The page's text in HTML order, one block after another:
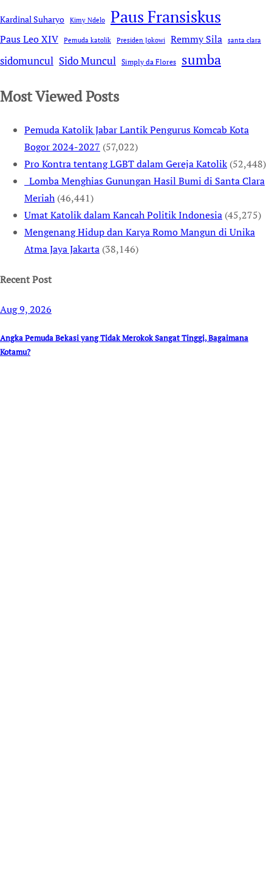
Kardinal Suharyo Kimy Ndelo Paus Fransiskus
Paus Leo XIV Pemuda katolik Presiden Jokowi Remmy Sila santa clara
sidomuncul Sido Muncul Simply da Flores sumba
Most Viewed Posts
Pemuda Katolik Jabar Lantik Pengurus Komcab Kota
Bogor 2024-2027 (57,022)
Pro Kontra tentang LGBT dalam Gereja Katolik (52,448)
Lomba Menghias Gunungan Hasil Bumi di Santa Clara
Meriah (46,441)
Umat Katolik dalam Kancah Politik Indonesia (45,275)
Mengenang Hidup dan Karya Romo Mangun di Unika
Atma Jaya Jakarta (38,146)
Recent Post
Aug 9, 2026
Angka Pemuda Bekasi yang Tidak Merokok Sangat Tinggi, Bagaimana
Kotamu?